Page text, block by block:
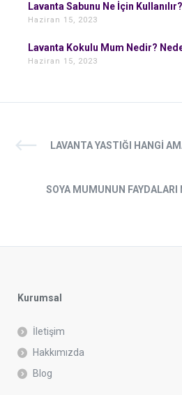
Lavanta Sabunu Ne İçin
Haziran 15, 2023
Lavanta Kokulu Mum Nedir?
Haziran 15, 2023
LAVANTA YASTIĞI HANGI
SOYA MUMUNUN FAYDALARI
Kurumsal
İletişim
Hakkımızda
Blog